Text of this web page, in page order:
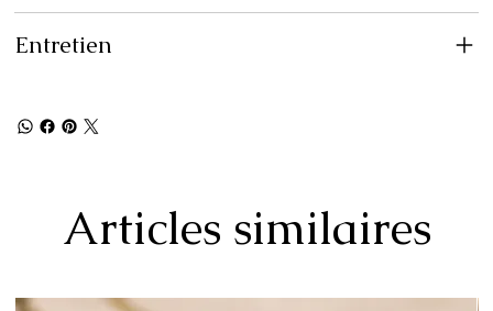
Entretien
Articles similaires